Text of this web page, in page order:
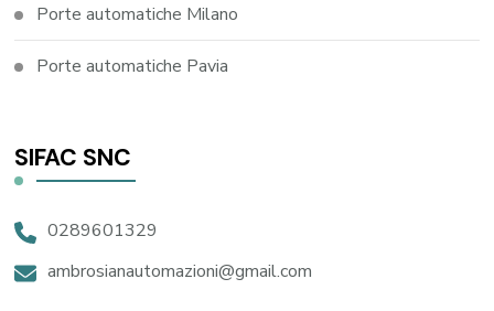
Porte automatiche Milano
Porte automatiche Pavia
SIFAC SNC
0289601329
ambrosianautomazioni@gmail.com